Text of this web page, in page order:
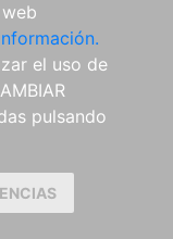
el uso de
pulsando